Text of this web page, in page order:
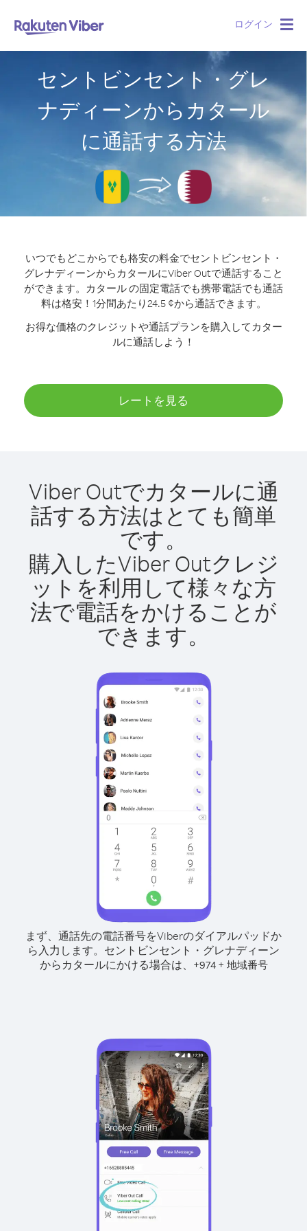
ログイン
セントビンセント・グレ
ナディーンからカタール
に通話する方法
いつでもどこからでも格安の料金でセントビンセント・
グレナディーンからカタールにViber Outで通話すること
ができます。
カタール の固定電話でも携帯電話でも通話
料は格安！1分間あたり24.5 ¢から通話できます。
お得な価格のクレジットや通話プランを購入してカター
ルに通話しよう！
レートを見る
Viber Outでカタールに通
話する方法はとても簡単
です。
購入したViber Outクレジ
ットを利用して様々な方
法で電話をかけることが
できます。
まず、通話先の電話番号をViberのダイアルパッドか
ら入力します。 セントビンセント・グレナディーン
からカタールにかける場合は、
+974+ 地域番号